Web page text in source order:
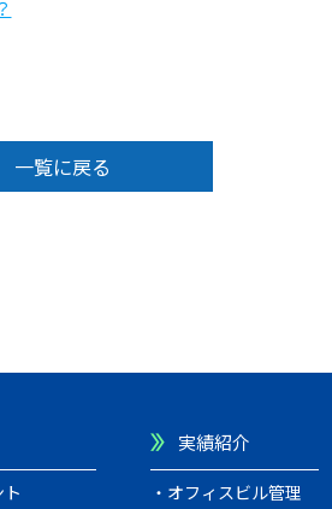
一覧に戻る
実績紹介
オフィスビル管理